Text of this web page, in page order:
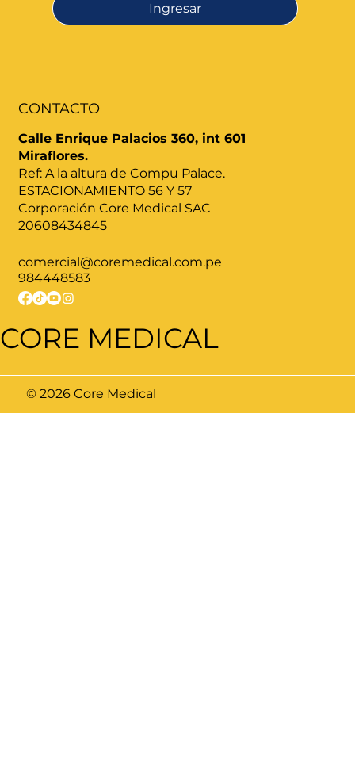
Ingresar
984448583
comercial@coremedical.com.pe
Calle Enrique Palacios 360, int 601
Miraflores.
Ref: A la altura de Compu Palace.
ESTACIONAMIENTO 56 Y 57
Corporación Core Medical SAC
20608434845
CONTACTO
CORE MEDICAL
© 2026 Core Medical